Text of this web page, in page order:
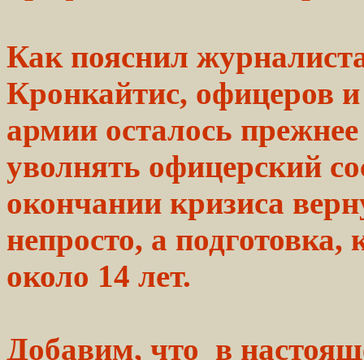
Как пояснил
Кронкайтис, офицеров
армии осталось прежнее
уволнять офицерский
окончании кризиса
непросто, а подготовка,
около 14 лет.
Добавим, что в